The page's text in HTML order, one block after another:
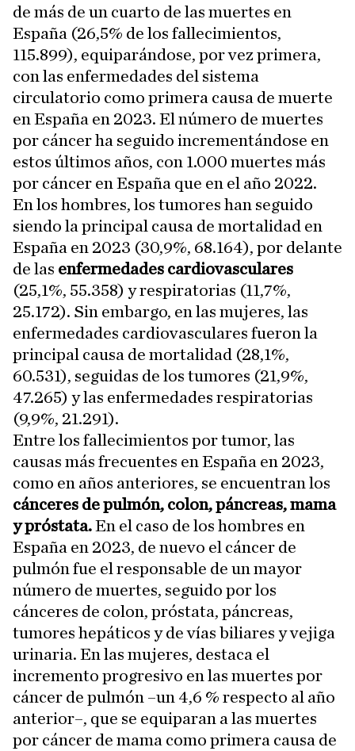
de más de un cuarto de las muertes en
España (26,5% de los fallecimientos,
115.899), equiparándose, por vez primera,
con las enfermedades del sistema
circulatorio como primera causa de muerte
en España en 2023. El número de muertes
por cáncer ha seguido incrementándose en
estos últimos años, con 1.000 muertes más
por cáncer en España que en el año 2022.
En los hombres, los tumores han seguido
siendo la principal causa de mortalidad en
España en 2023 (30,9%, 68.164), por delante
de las enfermedades cardiovasculares
(25,1%, 55.358) y respiratorias (11,7%,
25.172). Sin embargo, en las mujeres, las
enfermedades cardiovasculares fueron la
principal causa de mortalidad (28,1%,
60.531), seguidas de los tumores (21,9%,
47.265) y las enfermedades respiratorias
(9,9%, 21.291).
Entre los fallecimientos por tumor, las
causas más frecuentes en España en 2023,
como en años anteriores, se encuentran los
cánceres de pulmón, colon, páncreas, mama
y próstata.En el caso de los hombres en
España en 2023, de nuevo el cáncer de
pulmón fue el responsable de un mayor
número de muertes, seguido por los
cánceres de colon, próstata, páncreas,
tumores hepáticos y de vías biliares y vejiga
urinaria. En las mujeres, destaca el
incremento progresivo en las muertes por
cáncer de pulmón –un 4,6 % respecto al año
anterior–, que se equiparan a las muertes
por cáncer de mama como primera causa de